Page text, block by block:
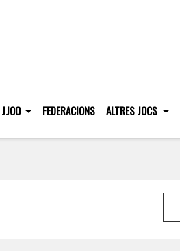
JJOO FEDERACIONS ALTRES JOCS